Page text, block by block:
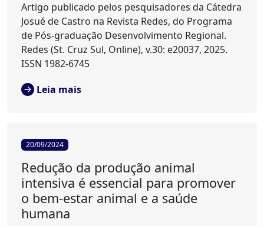
Artigo publicado pelos pesquisadores da Cátedra
Josué de Castro na Revista Redes, do Programa
de Pós-graduação Desenvolvimento Regional.
Redes (St. Cruz Sul, Online), v.30: e20037, 2025.
ISSN 1982-6745
Leia mais
20/09/2024
Redução da produção animal
intensiva é essencial para promover
o bem-estar animal e a saúde
humana